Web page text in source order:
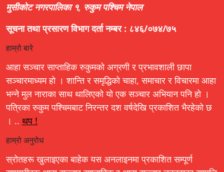
मुसीकोट नगरपालिका १, रुकुम पश्चिम नेपाल
सूचना तथा प्रसारण विभाग दर्ता नम्बर : ८४६/०७४/७५
हाम्रो बारे
आहा सञ्चार साप्ताहिक रुकुमको अग्रणी र प्रभावशाली छापा
सञ्चारमाध्यम हो । शान्ति र समृद्धिको चाहा, समाचार र विचारमा आहा
भन्ने मुल नाराका साथ थालिएको यो एक सञ्चार अभियान पनि हो ।
पत्रिका रुकुम पश्चिमबाट निरन्तर दश वर्षदेखि प्रकाशित भैरहेको छ
। .. थप !
हाम्रो अनुरोध
स्रोतहरू खुलाइएका बाहेक यस अनलाइनमा प्रकाशित सम्पूर्ण